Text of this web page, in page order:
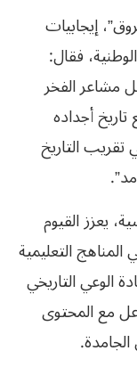
إيجابيات
فقال:
مشاعر الفخر
أجداده
التاريخ
يعزز القيوم
التعليمية
الوعي التاريخي
مع المحتوى